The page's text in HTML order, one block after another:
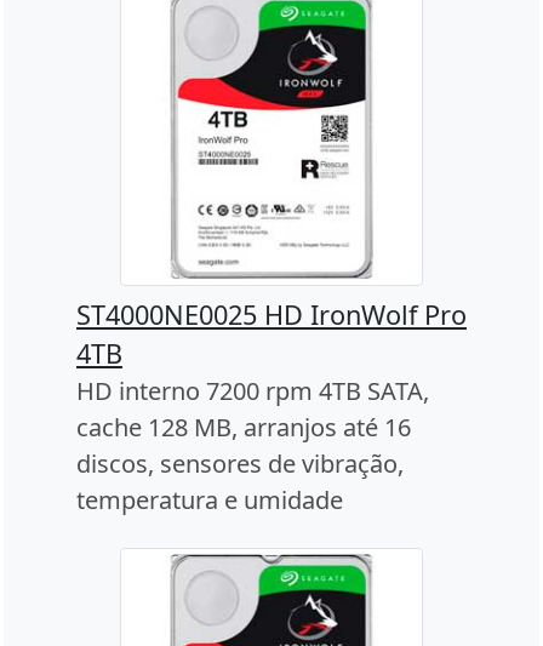
ST4000NE0025 HD IronWolf Pro
4TB
HD interno 7200 rpm 4TB SATA,
cache 128 MB, arranjos até 16
discos, sensores de vibração,
temperatura e umidade